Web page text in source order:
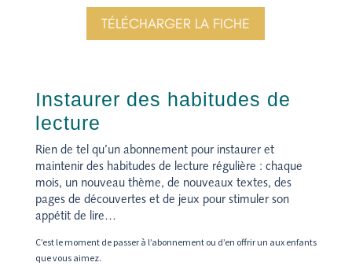
TÉLÉCHARGER LA FICHE
Instaurer des habitudes de
lecture
Rien de tel qu’un abonnement pour instaurer et
maintenir des habitudes de lecture régulière : chaque
mois, un nouveau thème, de nouveaux textes, des
pages de découvertes et de jeux pour stimuler son
appétit de lire…
C’est le moment de passer à l’abonnement ou d’en offrir un aux enfants
que vous aimez.